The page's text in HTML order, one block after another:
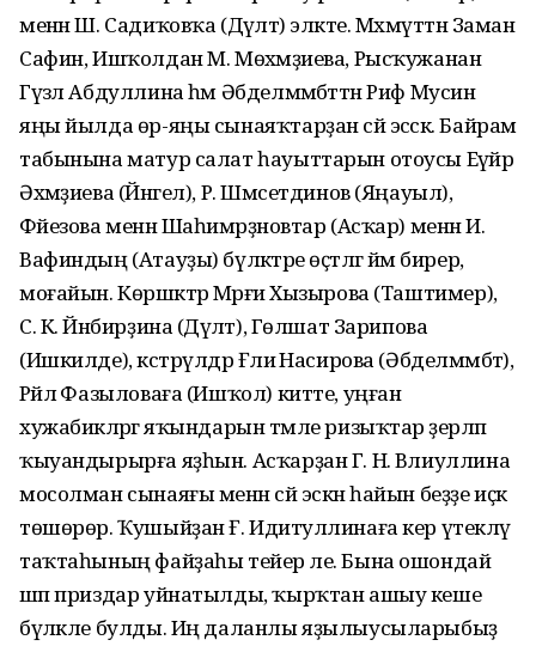
менән Ш. Садиҡовҡа (Дәүләт) эләкте. Мәхмүттән Заман
Сафин, Ишҡолдан М. Мөхәмәҙиева, Рысҡужанан
Гүзәл Абдуллина һәм Әбделмәмбәттән Риф Мусин
яңы йылда өр-яңы сынаяҡтарҙан сәй эсәсәк. Байрам
табынына матур салат һауыттарын отоусы Еүәйрә
Әхмәҙиева (Йәнгел), Р. Шәмсетдинов (Яңауыл),
Фәйезова менән Шаһимәрҙәновтар (Асҡар) менән И.
Вафиндың (Атауҙы) бүләктәре өҫтәлгә йәм бирер,
моғайын. Көршәктәр Мәрғиә Хызырова (Таштимер),
С. К. Йәнбирҙина (Дәүләт), Гөлшат Зарипова
(Ишкилде), кәстрүлдәр Ғәлиә Насирова (Әбделмәмбәт),
Рәйлә Фазыловаға (Ишҡол) китте, уңған
хужабикәләргә яҡындарын тәмле ризыҡтар әҙерләп
ҡыуандырырға яҙһын. Асҡарҙан Г. Н. Вәлиуллина
мосолман сынаяғы менән сәй эскән һайын беҙҙе иҫкә
төшөрөр. Ҡушыйҙан Ғ. Идиәтуллинаға кер үтекләү
таҡтаһының файҙаһы тейер әле. Бына ошондай
шәп приздар уйнатылды, ҡырҡтан ашыу кеше
бүләкле булды. Иң даланлы яҙылыусыларыбыҙ